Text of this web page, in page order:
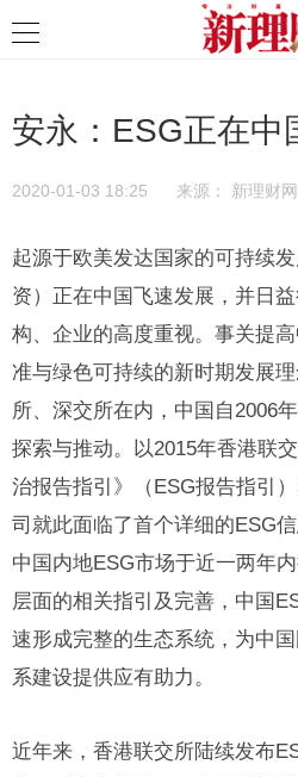
安永：ESG正在中
2020-01-03 18:25 来源： 新理财网
起源于欧美发达国家的可持续
资）正在中国飞速发展，并日
构、企业的高度重视。事关提
准与绿色可持续的新时期发展
所、深交所在内，中国自2006
探索与推动。以2015年香港联
治报告指引》（ESG报告指引
司就此面临了首个详细的ESG
中国内地ESG市场于近一两年
层面的相关指引及完善，中国
速形成完整的生态系统，为中
系建设提供应有助力。
近年来，香港联交所陆续发布